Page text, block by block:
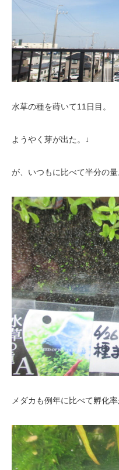
水草の種を蒔いて11日目。
ようやく芽が出た。↓
が、いつもに比べて半分の量
メダカも例年に比べて孵化率